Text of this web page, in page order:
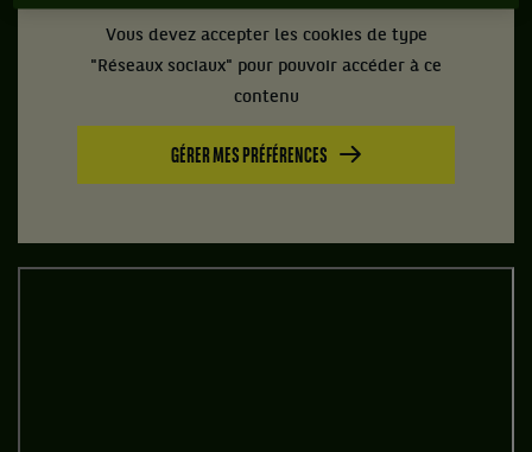
Vous devez accepter les cookies de type
"Réseaux sociaux" pour pouvoir accéder à ce
contenu
GÉRER MES PRÉFÉRENCES